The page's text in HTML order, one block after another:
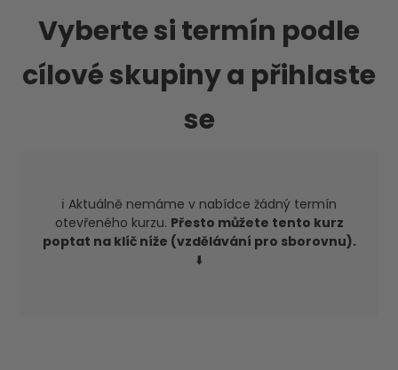
Vyberte si termín podle
cílové skupiny a přihlaste
se
ℹ️ Aktuálně nemáme v nabídce žádný termín
otevřeného kurzu. Přesto můžete tento kurz
poptat na klíč níže (vzdělávání pro sborovnu).
⬇️